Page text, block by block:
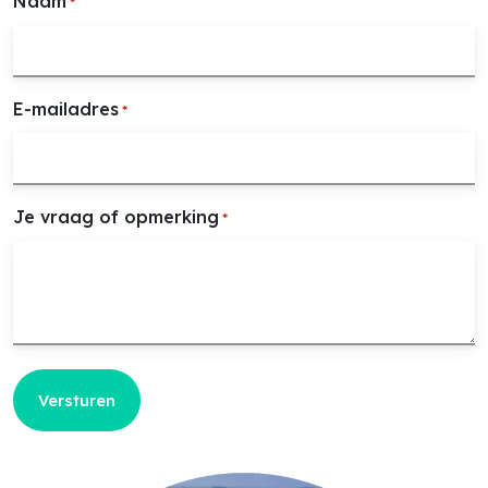
E-mailadres *
Je vraag of opmerking *